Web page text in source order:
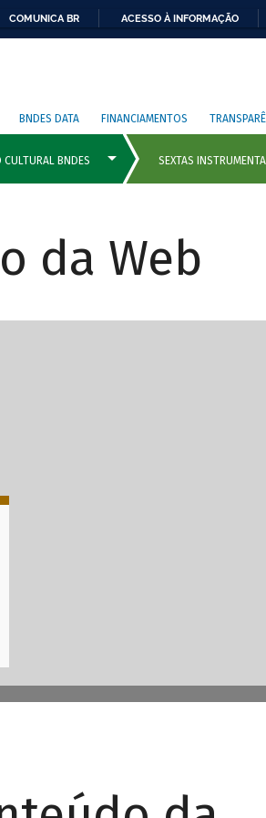
COMUNICA BR ACESSO À INFORMAÇÃO
BNDES DATA FINANCIAMENTOS
da Web